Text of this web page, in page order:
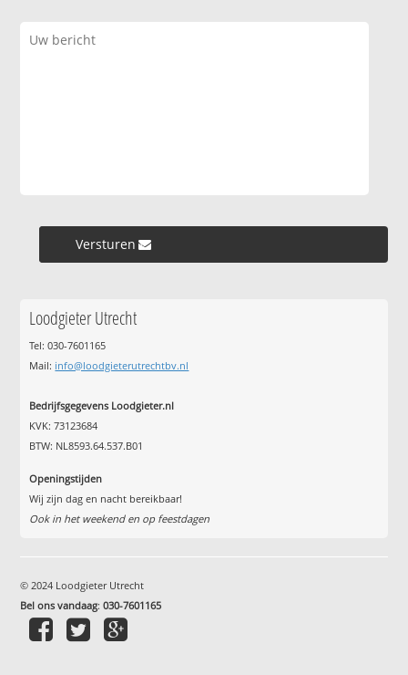
Versturen »
Loodgieter Utrecht
Tel: 030-7601165
Mail: info@loodgieterutrechtbv.nl
Bedrijfsgegevens Loodgieter.nl
KVK: 73123684
BTW: NL8593.64.537.B01
Openingstijden
Wij zijn dag en nacht bereikbaar!
Ook in het weekend en op feestdagen
© 2024 Loodgieter Utrecht
Bel ons vandaag:030-7601165